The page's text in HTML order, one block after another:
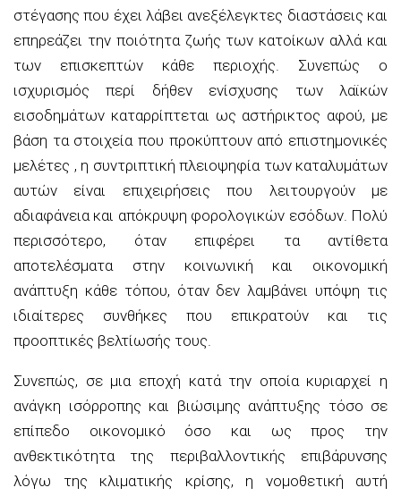
στέγασης που έχει λάβει ανεξέλεγκτες διαστάσεις και
επηρεάζει την ποιότητα ζωής των κατοίκων αλλά και
των επισκεπτών κάθε περιοχής. Συνεπώς ο
ισχυρισμός περί δήθεν ενίσχυσης των λαϊκών
εισοδημάτων καταρρίπτεται ως αστήρικτος αφού, με
βάση τα στοιχεία που προκύπτουν από επιστημονικές
μελέτες , η συντριπτική πλειοψηφία των καταλυμάτων
αυτών είναι επιχειρήσεις που λειτουργούν με
αδιαφάνεια και απόκρυψη φορολογικών εσόδων. Πολύ
περισσότερο, όταν επιφέρει τα αντίθετα
αποτελέσματα στην κοινωνική και οικονομική
ανάπτυξη κάθε τόπου, όταν δεν λαμβάνει υπόψη τις
ιδιαίτερες συνθήκες που επικρατούν και τις
προοπτικές βελτίωσής τους.
Συνεπώς, σε μια εποχή κατά την οποία κυριαρχεί η
ανάγκη ισόρροπης και βιώσιμης ανάπτυξης τόσο σε
επίπεδο οικονομικό όσο και ως προς την
ανθεκτικότητα της περιβαλλοντικής επιβάρυνσης
λόγω της κλιματικής κρίσης, η νομοθετική αυτή